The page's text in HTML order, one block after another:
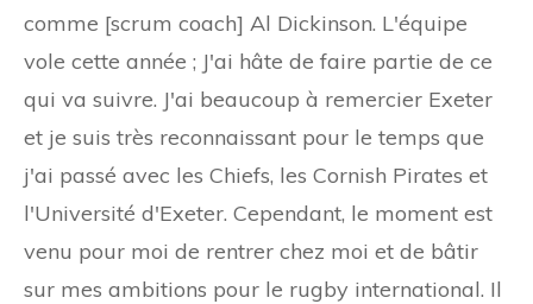
comme [scrum coach] Al Dickinson. L'équipe
vole cette année ; J'ai hâte de faire partie de ce
qui va suivre. J'ai beaucoup à remercier Exeter
et je suis très reconnaissant pour le temps que
j'ai passé avec les Chiefs, les Cornish Pirates et
l'Université d'Exeter. Cependant, le moment est
venu pour moi de rentrer chez moi et de bâtir
sur mes ambitions pour le rugby international. Il